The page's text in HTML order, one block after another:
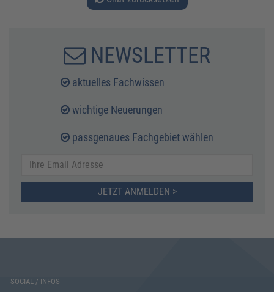
NEWSLETTER
aktuelles Fachwissen
wichtige Neuerungen
passgenaues Fachgebiet wählen
JETZT ANMELDEN >
SOCIAL / INFOS